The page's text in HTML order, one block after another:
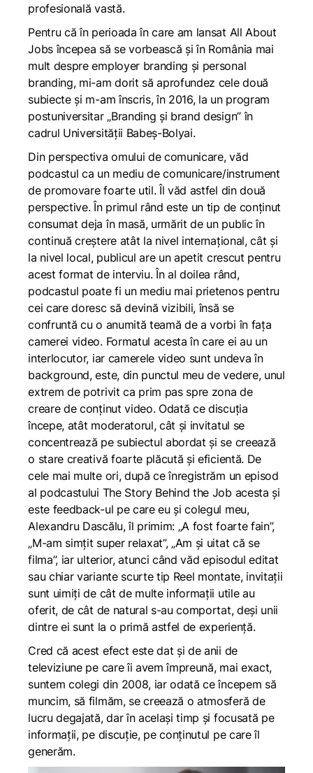
profesională vastă.
Pentru că în perioada în care am lansat All About
Jobs începea să se vorbească și în România mai
mult despre employer branding și personal
branding, mi-am dorit să aprofundez cele două
subiecte și m-am înscris, în 2016, la un program
postuniversitar „Branding și brand design” în
cadrul Universității Babeș-Bolyai.
Din perspectiva omului de comunicare, văd
podcastul ca un mediu de comunicare/instrument
de promovare foarte util. Îl văd astfel din două
perspective. În primul rând este un tip de conținut
consumat deja în masă, urmărit de un public în
continuă creștere atât la nivel internațional, cât și
la nivel local, publicul are un apetit crescut pentru
acest format de interviu. În al doilea rând,
podcastul poate fi un mediu mai prietenos pentru
cei care doresc să devină vizibili, însă se
confruntă cu o anumită teamă de a vorbi în fața
camerei video. Formatul acesta în care ei au un
interlocutor, iar camerele video sunt undeva în
background, este, din punctul meu de vedere, unul
extrem de potrivit ca prim pas spre zona de
creare de conținut video. Odată ce discuția
începe, atât moderatorul, cât și invitatul se
concentrează pe subiectul abordat și se creează
o stare creativă foarte plăcută și eficientă. De
cele mai multe ori, după ce înregistrăm un episod
al podcastului The Story Behind the Job acesta și
este feedback-ul pe care eu și colegul meu,
Alexandru Dascălu, îl primim: „A fost foarte fain”,
„M-am simțit super relaxat”, „Am și uitat că se
filma”, iar ulterior, atunci când văd episodul editat
sau chiar variante scurte tip Reel montate, invitații
sunt uimiți de cât de multe informații utile au
oferit, de cât de natural s-au comportat, deși unii
dintre ei sunt la o primă astfel de experiență.
Cred că acest efect este dat și de anii de
televiziune pe care îi avem împreună, mai exact,
suntem colegi din 2008, iar odată ce începem să
muncim, să filmăm, se creează o atmosferă de
lucru degajată, dar în același timp și focusată pe
informații, pe discuție, pe conținutul pe care îl
generăm.